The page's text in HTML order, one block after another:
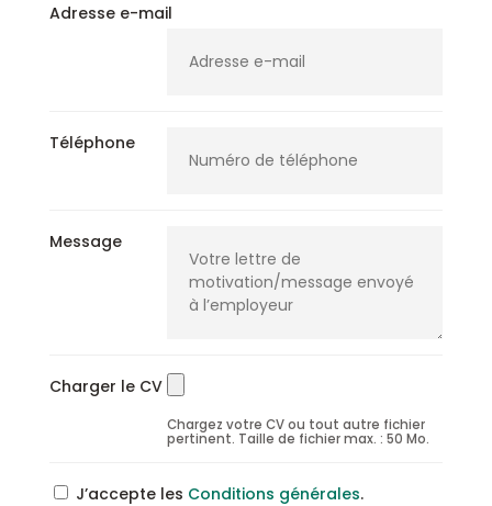
Adresse e-mail
Téléphone
Message
Charger le CV
Chargez votre CV ou tout autre fichier
pertinent. Taille de fichier max. : 50 Mo.
J’accepte les Conditions générales.